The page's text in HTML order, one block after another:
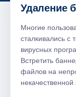
Удаление
Многие
сталкивались с
вирусных
Встретить
файлов на